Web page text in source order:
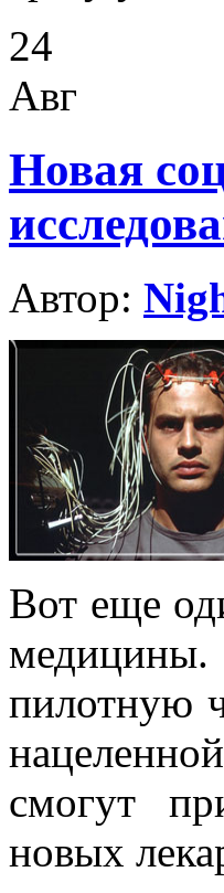
24
Авг
Новая
Автор:
Вот еще
медицины.
пилотную
смогут
новых